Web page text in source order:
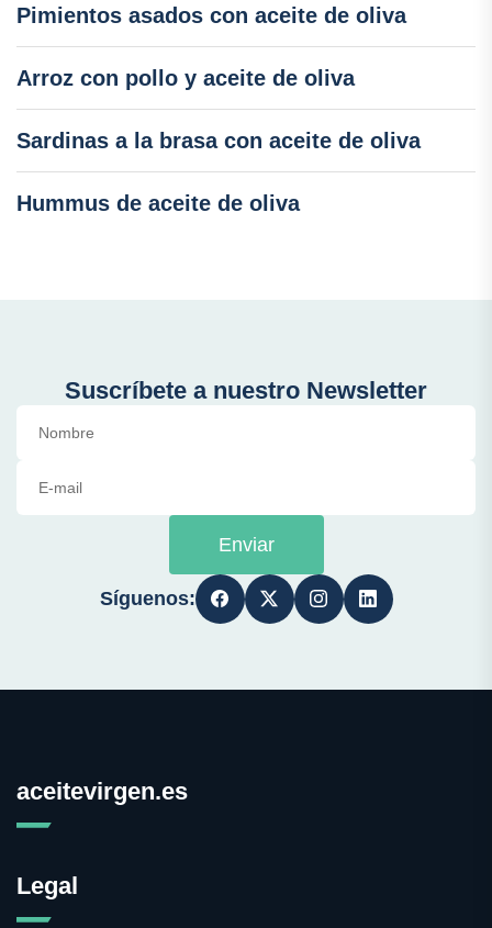
Pimientos asados con aceite de oliva
Arroz con pollo y aceite de oliva
Sardinas a la brasa con aceite de oliva
Hummus de aceite de oliva
Suscríbete a nuestro Newsletter
Enviar
Síguenos:
aceitevirgen.es
Legal